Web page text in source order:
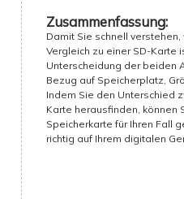
Zusammenfassung:
Damit Sie schnell
Vergleich zu einer SD-Karte
Unterscheidung der beiden
Bezug auf Speicherplatz,
Indem Sie den Unterschied
Karte herausfinden, können
Speicherkarte für Ihren Fall
richtig auf Ihrem digitalen